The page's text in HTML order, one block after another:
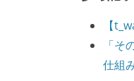
【
「
仕組